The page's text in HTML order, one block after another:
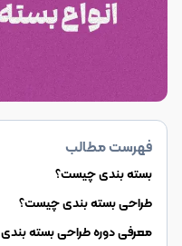
فهرست مطالب
بسته بندی چیست؟
طراحی بسته بندی چیست؟
معرفی دوره طراحی بسته بندی